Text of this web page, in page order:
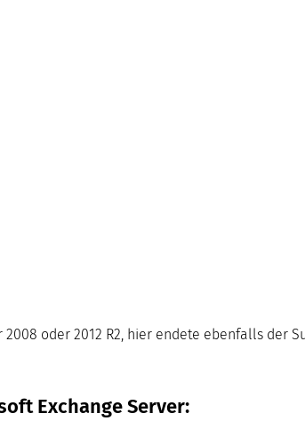
oder 2012 R2, hier endete ebenfalls der
Exchange Server: